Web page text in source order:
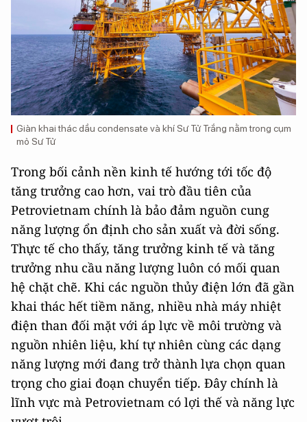
Giàn khai thác dầu condensate và khí Sư Tử Trắng nằm trong cụm
mỏ Sư Tử
Trong bối cảnh nền kinh tế hướng tới tốc độ
tăng trưởng cao hơn, vai trò đầu tiên của
Petrovietnam chính là bảo đảm nguồn cung
năng lượng ổn định cho sản xuất và đời sống.
Thực tế cho thấy, tăng trưởng kinh tế và tăng
trưởng nhu cầu năng lượng luôn có mối quan
hệ chặt chẽ. Khi các nguồn thủy điện lớn đã gần
khai thác hết tiềm năng, nhiều nhà máy nhiệt
điện than đối mặt với áp lực về môi trường và
nguồn nhiên liệu, khí tự nhiên cùng các dạng
năng lượng mới đang trở thành lựa chọn quan
trọng cho giai đoạn chuyển tiếp. Đây chính là
lĩnh vực mà Petrovietnam có lợi thế và năng lực